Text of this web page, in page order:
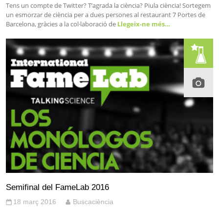
Tens un compte de Twitter? T’agrada la ciència? Piula ciència! Sortegem
un esmorzar de ciència per a dues persones al restaurant 7 Portes de
Barcelona, gràcies a la col·laboració de Llegeix-ne més…
Semifinal del FameLab 2016
18 març 2016 Buscaciència